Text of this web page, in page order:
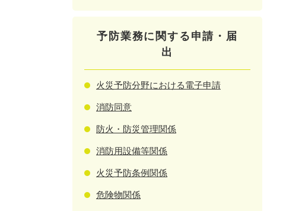
予防業務に関する申請・届
出
火災予防分野における電子申請
消防同意
防火・防災管理関係
消防用設備等関係
火災予防条例関係
危険物関係